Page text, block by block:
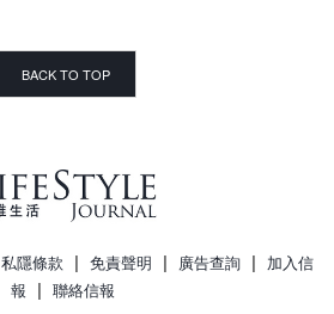
BACK TO TOP
私隱條款 | 免責聲明 | 廣告查詢 | 加入信
報 | 聯絡信報